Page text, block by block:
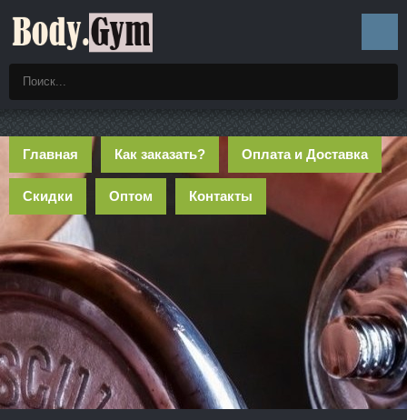
Главная Как заказать? Оплата и Доставка
Скидки Оптом Контакты